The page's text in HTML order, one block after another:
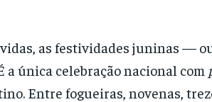
as festividades juninas —
a única celebração nacional com
Entre fogueiras, novenas,